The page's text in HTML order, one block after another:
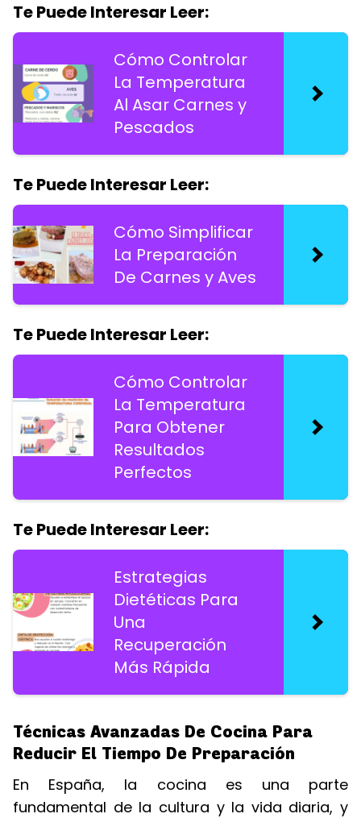
Te Puede Interesar Leer:
Cómo Controlar
La Temperatura
Al Asar Carnes y
Pescados
Te Puede Interesar Leer:
Cómo Simplificar
La Preparación
De Carnes y Aves
Te Puede Interesar Leer:
Cómo Controlar
La Temperatura
Para Obtener
Resultados
Perfectos
Te Puede Interesar Leer:
Estrategias
Dietéticas Para
Una
Recuperación
Más Rápida
Técnicas Avanzadas De Cocina Para
Reducir El Tiempo De Preparación
En España, la cocina es una parte
fundamental de la cultura y la vida diaria, y